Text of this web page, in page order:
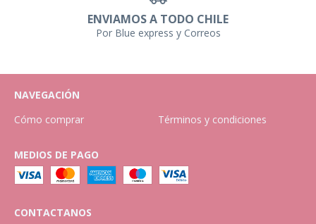
ENVIAMOS A TODO CHILE
Por Blue express y Correos
NAVEGACIÓN
Cómo comprar
Términos y condiciones
MEDIOS DE PAGO
CONTACTANOS